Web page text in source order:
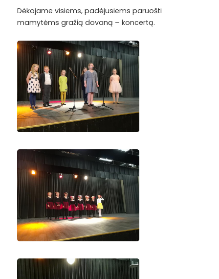
Dėkojame visiems, padėjusiems paruošti
mamytėms gražią dovaną – koncertą.